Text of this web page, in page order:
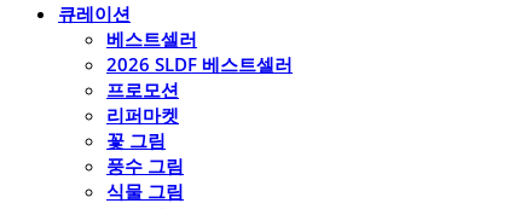
큐레이션
베스트셀러
2026 SLDF 베스트셀러
프로모션
리퍼마켓
꽃 그림
풍수 그림
식물 그림